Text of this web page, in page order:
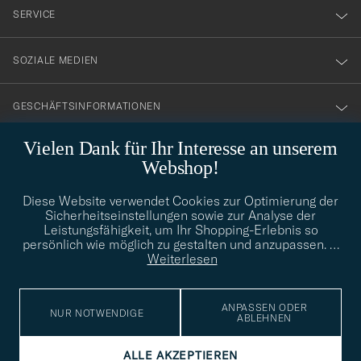
Vielen Dank für Ihr Interesse an unserem
Webshop!
Diese Website verwendet Cookies zur Optimierung der
Sicherheitseinstellungen sowie zur Analyse der
Leistungsfähigkeit, um Ihr Shopping-Erlebnis so
persönlich wie möglich zu gestalten und anzupassen. …
Weiterlesen
NUR NOTWENDIGE
ANPASSEN ODER
ABLEHNEN
ALLE AKZEPTIEREN
nyhetsbrev!
SERVICE
SOZIALE MEDIEN
GESCHÄFTSINFORMATIONEN
info@careofcarl.de
Benötigen Sie Hilfe bei der Suche nach Ihrem persönlichen Stil?
Wenden Sie sich an uns, wir helfen Ihnen gerne weiter!
STILBERATUNG